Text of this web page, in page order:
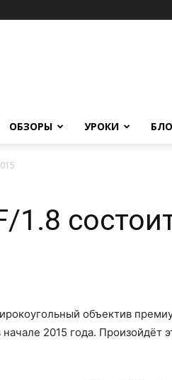
ОБЗОРЫ УРОКИ
объектив
2015 года. Произойдёт